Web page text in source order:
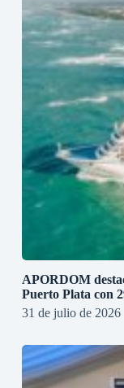
APORDOM
Puerto Plata con
31 de julio de 2026